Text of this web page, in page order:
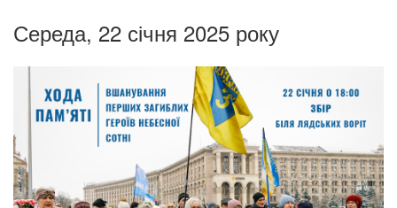
Середа, 22 січня 2025 року